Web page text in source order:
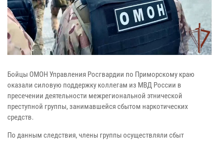
Бойцы ОМОН Управления Росгвардии по Приморскому краю
оказали силовую поддержку коллегам из МВД России в
пресечении деятельности межрегиональной этнической
преступной группы, занимавшейся сбытом наркотических
средств.
По данным следствия, члены группы осуществляли сбыт